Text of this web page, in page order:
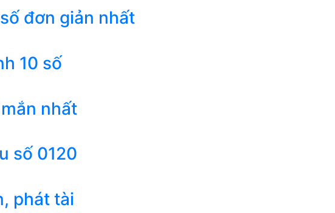
đơn giản nhất
10 số
nhất
số 0120
phát tài